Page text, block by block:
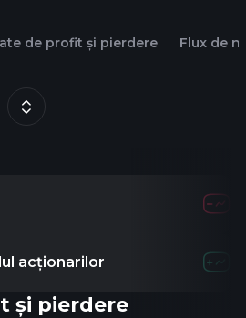
de profit și pierdere Flux de
acționarilor
și pierdere